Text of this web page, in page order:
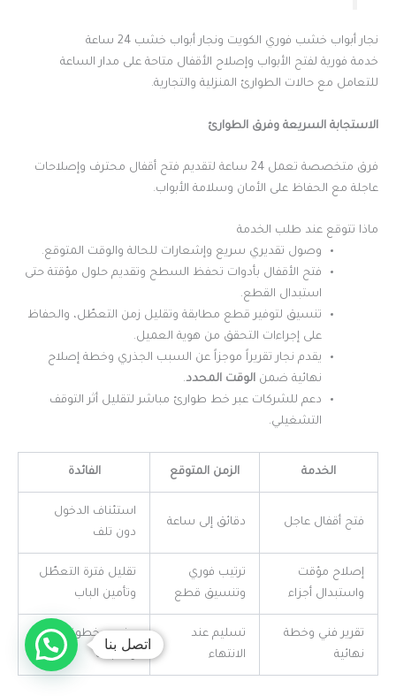
نجار أبواب خشب فوري الكويت ونجار أبواب خشب 24 ساعة
خدمة فورية لفتح الأبواب وإصلاح الأقفال متاحة على مدار الساعة
للتعامل مع حالات الطوارئ المنزلية والتجارية.
الاستجابة السريعة وفرق الطوارئ
فرق متخصصة تعمل 24 ساعة لتقديم فتح أقفال محترف وإصلاحات
عاجلة مع الحفاظ على الأمان وسلامة الأبواب.
ماذا تتوقع عند طلب الخدمة
وصول تقديري سريع وإشعارات للحالة والوقت المتوقع.
فتح الأقفال بأدوات تحفظ السطح وتقديم حلول مؤقتة حتى
استبدال القطع.
تنسيق لتوفير قطع مطابقة وتقليل زمن التعطّل، والحفاظ
على إجراءات التحقق من هوية العميل.
يقدم نجار تقريراً موجزاً عن السبب الجذري وخطة إصلاح
نهائية ضمن الوقت المحدد.
دعم للشركات عبر خط طوارئ مباشر لتقليل أثر التوقف
التشغيلي.
الخدمة الزمن المتوقع الفائدة
فتح أقفال عاجل دقائق إلى ساعة
استئناف الدخول
دون تلف
إصلاح مؤقت
واستبدال أجزاء
ترتيب فوري
وتنسيق قطع
تقليل فترة التعطّل
وتأمين الباب
تقرير فني وخطة
نهائية
تسليم عند
الانتهاء
وضوح خطوة إصلاح
ومتابعة
اتصل بنا